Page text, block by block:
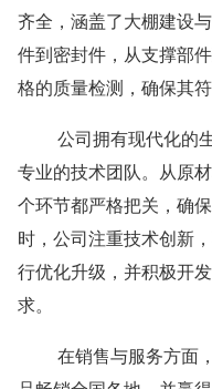
齐全，涵盖了大棚建设
件到密封件，从支撑部
格的质量检测，确保其
公司拥有现代化的
专业的技术团队。从原
个环节都严格把关，确
时，公司注重技术创新
行优化升级，并积极开
求。
在销售与服务方面